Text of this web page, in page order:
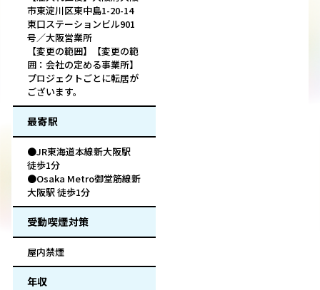
市東淀川区東中島1-20-14
東口ステーションビル901
号／大阪営業所
【変更の範囲】【変更の範
囲：会社の定める事業所】
プロジェクトごとに転居が
ございます。
最寄駅
●JR東海道本線新大阪駅
徒歩1分
●Osaka Metro御堂筋線新
大阪駅 徒歩1分
受動喫煙対策
屋内禁煙
年収